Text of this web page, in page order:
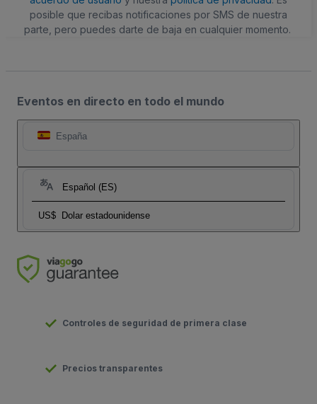
posible que recibas notificaciones por SMS de nuestra
parte, pero puedes darte de baja en cualquier momento.
Eventos en directo en todo el mundo
España
Español (ES)
US$ Dolar estadounidense
Controles de seguridad de primera clase
Precios transparentes